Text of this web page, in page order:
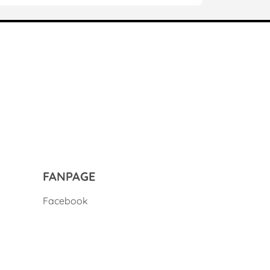
ngày. Chất liệu có độ bền cao, khả năng
lâu dài theo thời gian.
FANPAGE
Facebook